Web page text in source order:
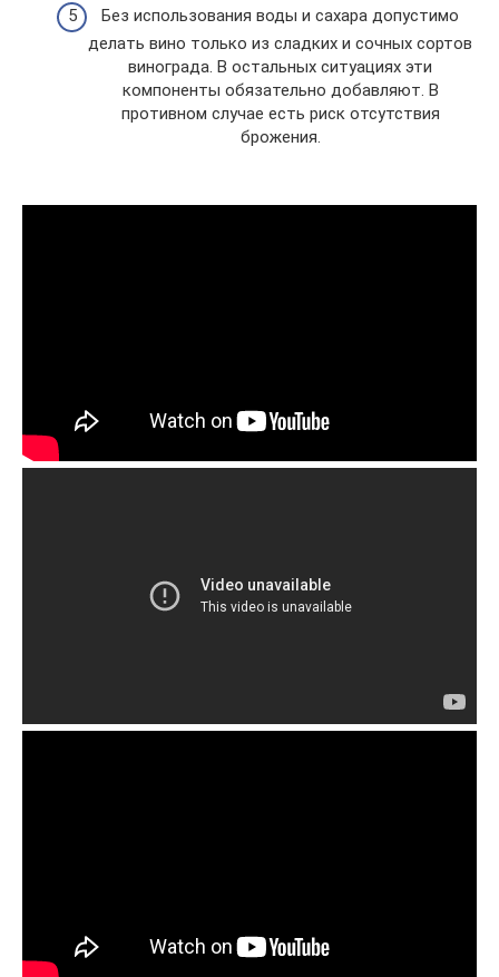
Без использования воды и сахара допустимо
делать вино только из сладких и сочных сортов
винограда. В остальных ситуациях эти
компоненты обязательно добавляют. В
противном случае есть риск отсутствия
брожения.